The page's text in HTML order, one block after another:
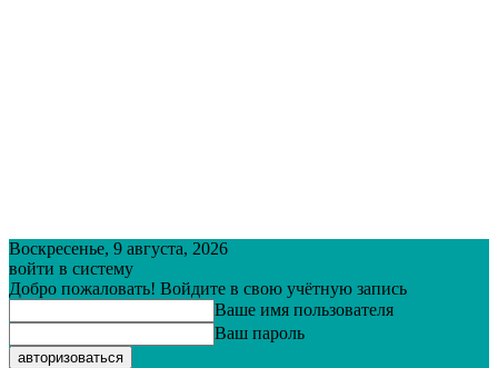
Воскресенье, 9 августа, 2026
войти в систему
Добро пожаловать! Войдите в свою учётную запись
Ваше имя пользователя
Ваш пароль